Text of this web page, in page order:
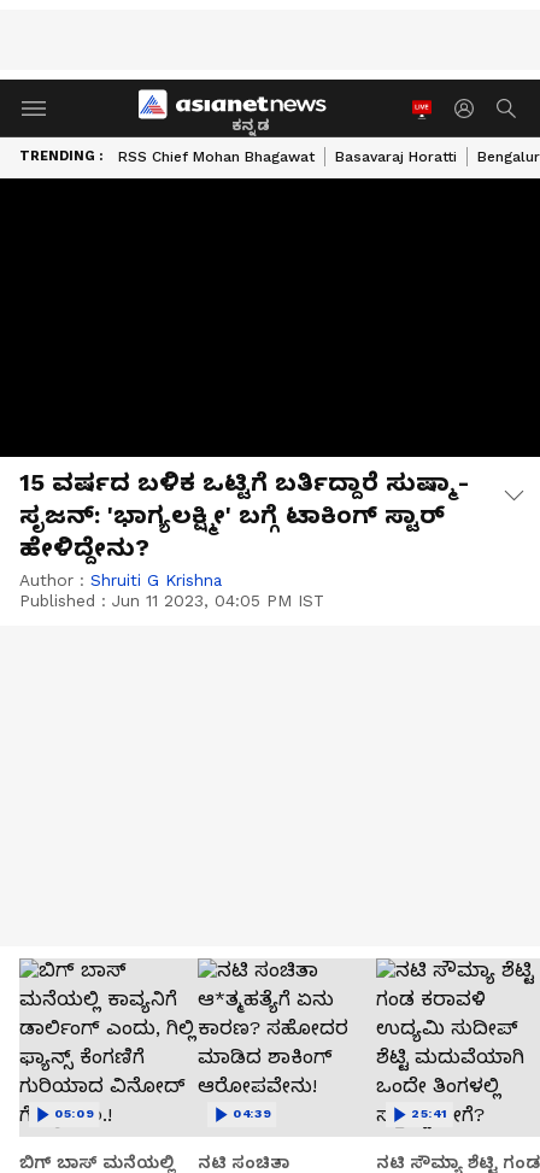
ಕನ್ನಡ
TRENDING : RSS Chief Mohan Bhagawat Basavaraj Horatti
15 ವರ್ಷದ ಬಳಿಕ ಒಟ್ಟಿಗೆ ಬರ್ತಿದ್ದಾರೆ ಸುಷ್ಮಾ-
ಸೃಜನ್: 'ಭಾಗ್ಯಲಕ್ಷ್ಮೀ' ಬಗ್ಗೆ ಟಾಕಿಂಗ್ ಸ್ಟಾರ್
ಹೇಳಿದ್ದೇನು?
Author : Shruiti G Krishna
Published : Jun 11 2023, 04:05 PM IST
ಬಿಗ್ ಬಾಸ್ ಮನೆಯಲ್ಲಿ
05:09
ನಟಿ ಸಂಚಿತಾ
04:39
ನಟಿ ಸೌಮ್ಯಾ ಶೆಟ್ಟಿ ಗಂಡ
25:41